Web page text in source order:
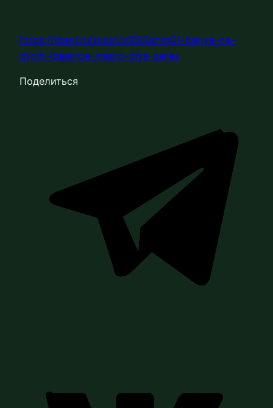
https://tbani.ru/tpost/o95t9shm01-banya-na-
dvoih-idealnoe-mesto-dlya-perez
Поделиться